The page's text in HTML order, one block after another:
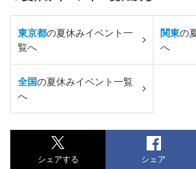
東京都の夏休みイベント一
覧へ
関東の
へ
全国の夏休みイベント一覧
へ
シェアする シェア